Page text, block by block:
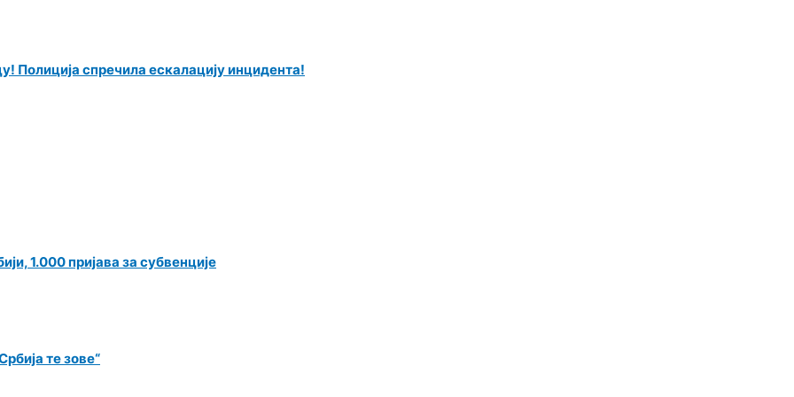
Полиција спречила ескалацију инцидента!
1.000 пријава за субвенције
те зове“